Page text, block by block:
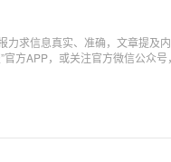
力求信息真实、准确，文章提及
官方APP，或关注官方微信公众